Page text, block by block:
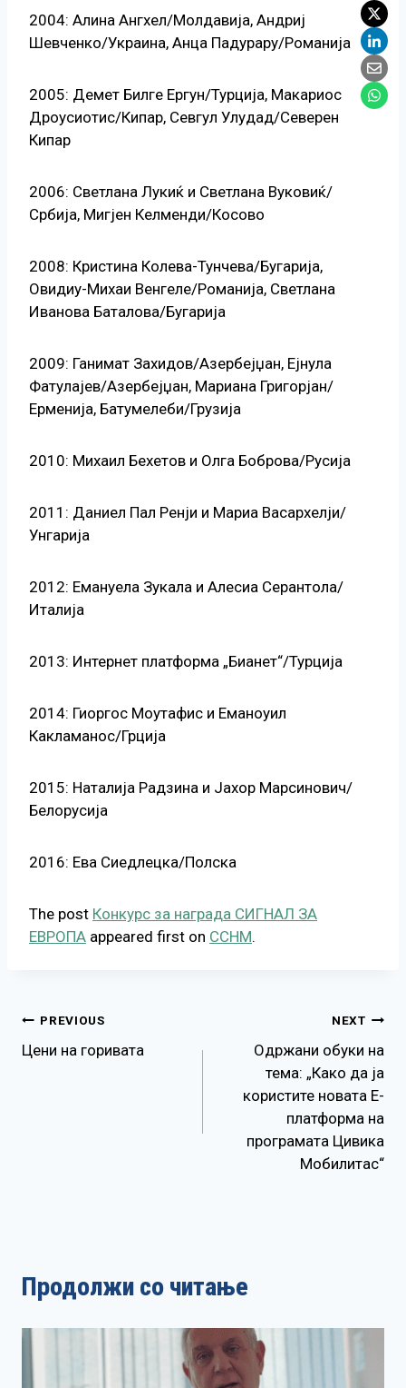
2004: Алина Ангхел/Молдавија, Андриј
Шевченко/Украина, Анца Падурару/Романија
2005: Демет Билге Ергун/Турција, Макариос
Дроусиотис/Кипар, Севгул Улудад/Северен
Кипар
2006: Светлана Лукиќ и Светлана Вуковиќ/
Србија, Мигјен Келменди/Косово
2008: Кристина Колева-Тунчева/Бугарија,
Овидиу-Михаи Венгеле/Романија, Светлана
Иванова Баталова/Бугарија
2009: Ганимат Захидов/Азербејџан, Ејнула
Фатулајев/Азербејџан, Мариана Григорјан/
Ерменија, Батумелеби/Грузија
2010: Михаил Бехетов и Олга Боброва/Русија
2011: Даниел Пал Ренји и Мариа Васархелји/
Унгарија
2012: Емануела Зукала и Алесиа Серантола/
Италија
2013: Интернет платформа „Бианет“/Турција
2014: Гиоргос Моутафис и Еманоуил
Какламанос/Грција
2015: Наталија Радзина и Јахор Марсинович/
Белорусија
2016: Ева Сиедлецка/Полска
The post Конкурс за награда СИГНАЛ ЗА
ЕВРОПА appeared first on ССНМ.
Навигација
на
PREVIOUS
Цени на горивата
NEXT
Одржани обуки на
тема: „Како да ја
користите новата Е-
платформа на
програмата Цивика
Мобилитас“
Продолжи со читање